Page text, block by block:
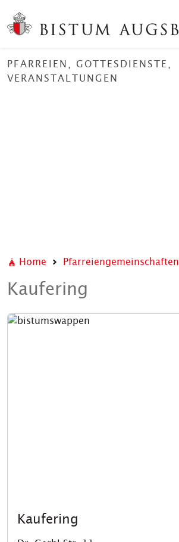
PFARREIEN, GOTTESDIENSTE,
VERANSTALTUNGEN
Home Pfarreiengemeinschaften
Kaufering
Kaufering